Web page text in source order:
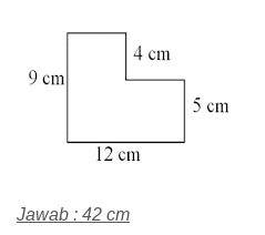
Jawab : 42 cm